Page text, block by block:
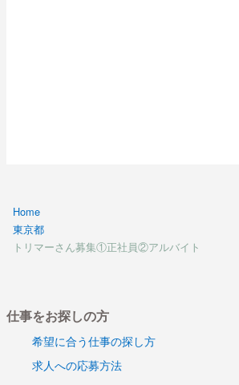
Home
東京都
トリマーさん募集①正社員②アルバイト
仕事をお探しの方
希望に合う仕事の探し方
求人への応募方法